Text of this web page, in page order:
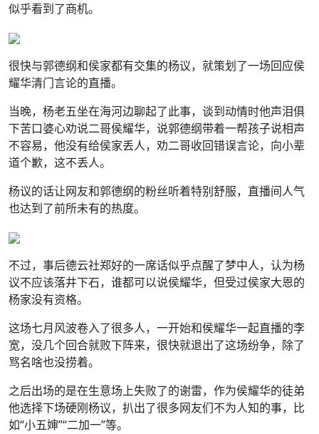
似乎看到了商机。
很快与郭德纲和侯家都有交集的杨议，就策划了一场回应侯
耀华清门言论的直播。
当晚，杨老五坐在海河边聊起了此事，谈到动情时他声泪俱
下苦口婆心劝说二哥侯耀华，说郭德纲带着一帮孩子说相声
不容易，他没有给侯家丢人，劝二哥收回错误言论，向小辈
道个歉，这不丢人。
杨议的话让网友和郭德纲的粉丝听着特别舒服，直播间人气
也达到了前所未有的热度。
不过，事后德云社郑好的一席话似乎点醒了梦中人，认为杨
议不应该落井下石，谁都可以说侯耀华，但受过侯家大恩的
杨家没有资格。
这场七月风波卷入了很多人，一开始和侯耀华一起直播的李
宽，没几个回合就败下阵来，很快就退出了这场纷争，除了
骂名啥也没捞着。
之后出场的是在生意场上失败了的谢雷，作为侯耀华的徒弟
他选择下场硬刚杨议，扒出了很多网友们不为人知的事，比
如“小五婶”“二加一”等。